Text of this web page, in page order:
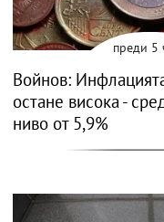
преди 5
Войнов:
остане висока -
ниво от 5,9%